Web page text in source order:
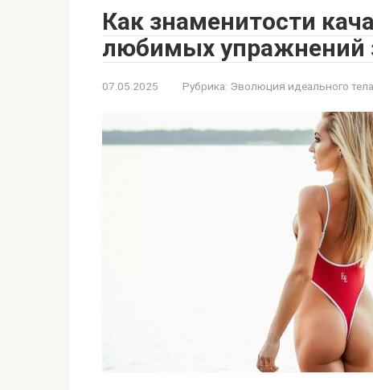
Как знаменитости
любимых упражнений
07.05.2025 Рубрика: Эволюция идеального тела